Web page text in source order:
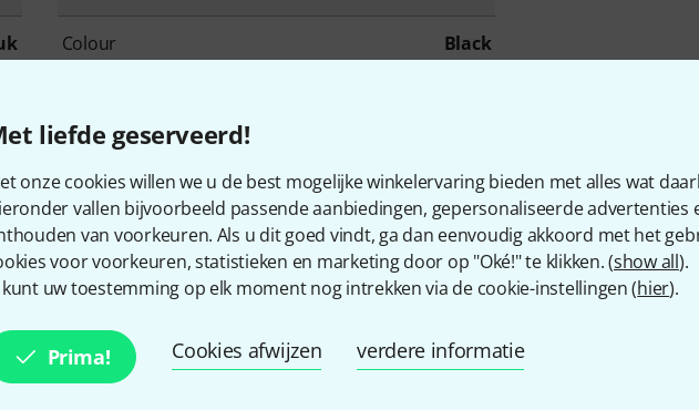
liefde geserveerd!
onze cookies willen we u de best mogelijke winkelervaring bieden met alles wat
vallen bijvoorbeeld passende aanbiedingen, gepersonaliseerde advertenties
van voorkeuren. Als u dit goed vindt, ga dan eenvoudig akkoord met het
voor voorkeuren, statistieken en marketing door op "Oké!" te klikken. (show all).
kunt uw toestemming op elk moment nog intrekken via de cookie-instellingen (hier).
Prima! Cookies afwijzen verdere informatie
Colour Black
Frets
Pickup System P
Including Case No